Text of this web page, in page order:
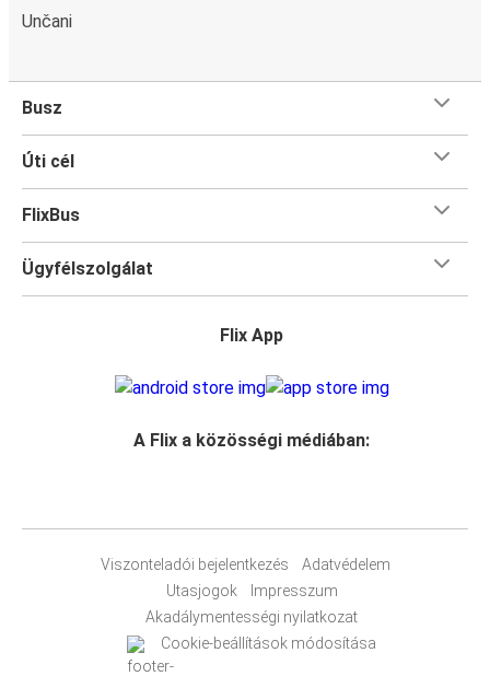
Unčani
Busz
Úti cél
FlixBus
Ügyfélszolgálat
Flix App
A Flix a közösségi médiában:
Viszonteladói bejelentkezés
Adatvédelem
Utasjogok
Impresszum
Akadálymentességi nyilatkozat
Cookie-beállítások módosítása